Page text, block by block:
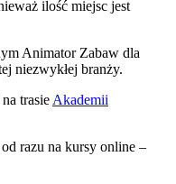
ilość miejsc jest
Animator Zabaw dla
niezwykłej branży.
trasie Akademii
razu na kursy online –